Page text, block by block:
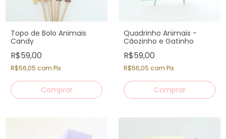
Topo de Bolo Animais
Candy
R$59,00
R$56,05 com Pix
Quadrinho Animais -
Cãozinho e Gatinho
R$59,00
R$56,05 com Pix